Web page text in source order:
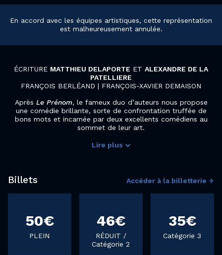
En accord avec les équipes artistiques, cette représentation
est malheureusement annulée.
ÉCRITURE MATTHIEU DELAPORTE ET ALEXANDRE DE LA
PATELLIERE
FRANÇOIS BERLÉAND | FRANÇOIS-XAVIER DEMAISON
Après Le Prénom, le fameux duo d’auteurs nous propose
une comédie brillante, sorte de confrontation truffée de
bons mots et incarnée par deux excellents comédiens au
sommet de leur art.
Lire plus
Billets Accéder à la billetterie
50€
PLEIN
46€
RÉDUIT /
Catégorie 2
35€
Catégorie 3